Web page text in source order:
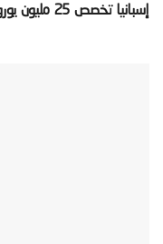
‫إسبانيا تخصص 25 مليون يورو لسبتة لرعاية القاصرين المهاجرين‬